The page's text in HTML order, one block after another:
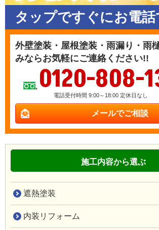
タップですぐにお電
外壁塗装・屋根塗装・雨漏り・雨
みならお気軽にご連絡ください!!
0120-808-
電話受付時間 9:00～18:00 定休日なし
メールでご相談
施工内容から選ぶ
遮熱塗装
内装リフォーム